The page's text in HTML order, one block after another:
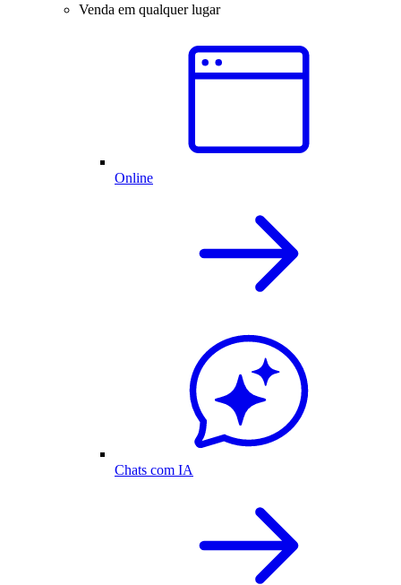
Venda em qualquer lugar
Online
Chats com IA